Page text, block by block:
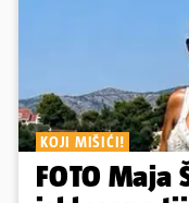
KOJI MIŠIĆI!
FOTO Maja